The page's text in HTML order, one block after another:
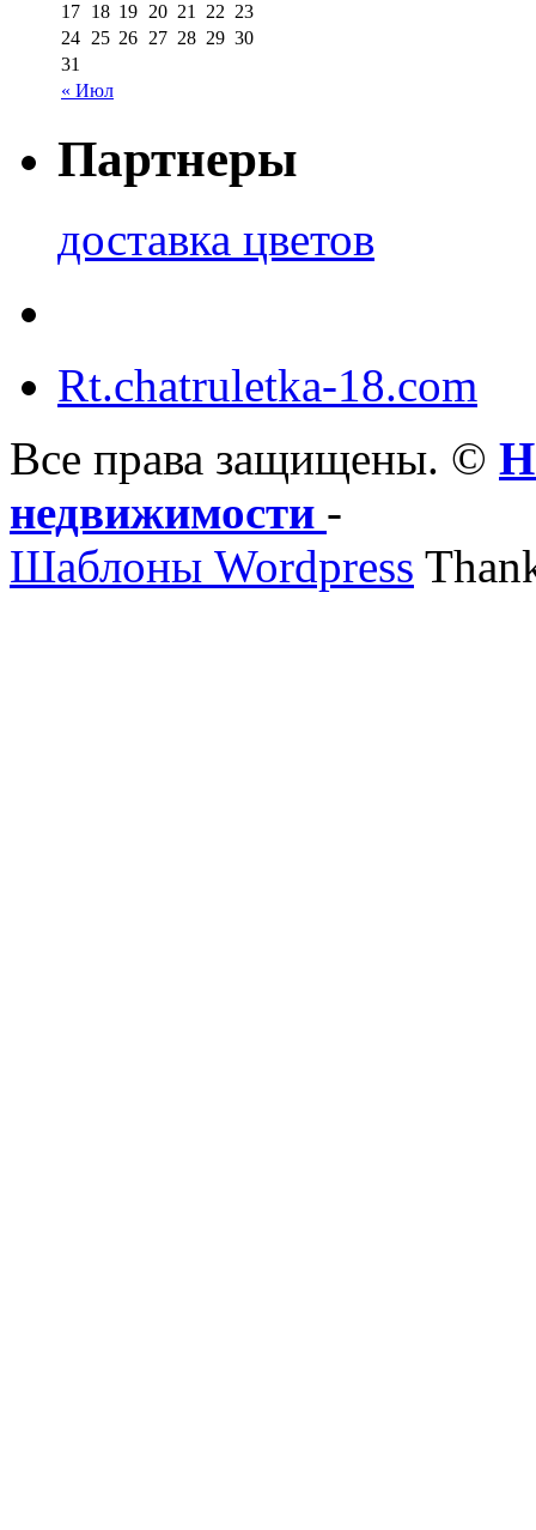
« Июл
17 18 19 20 21 22 23
24 25 26 27 28 29 30
31
Партнеры
доставка цветов
Rt.chatruletka-18.com
Все права защищены. ©
недвижимости -
Шаблоны Wordpress